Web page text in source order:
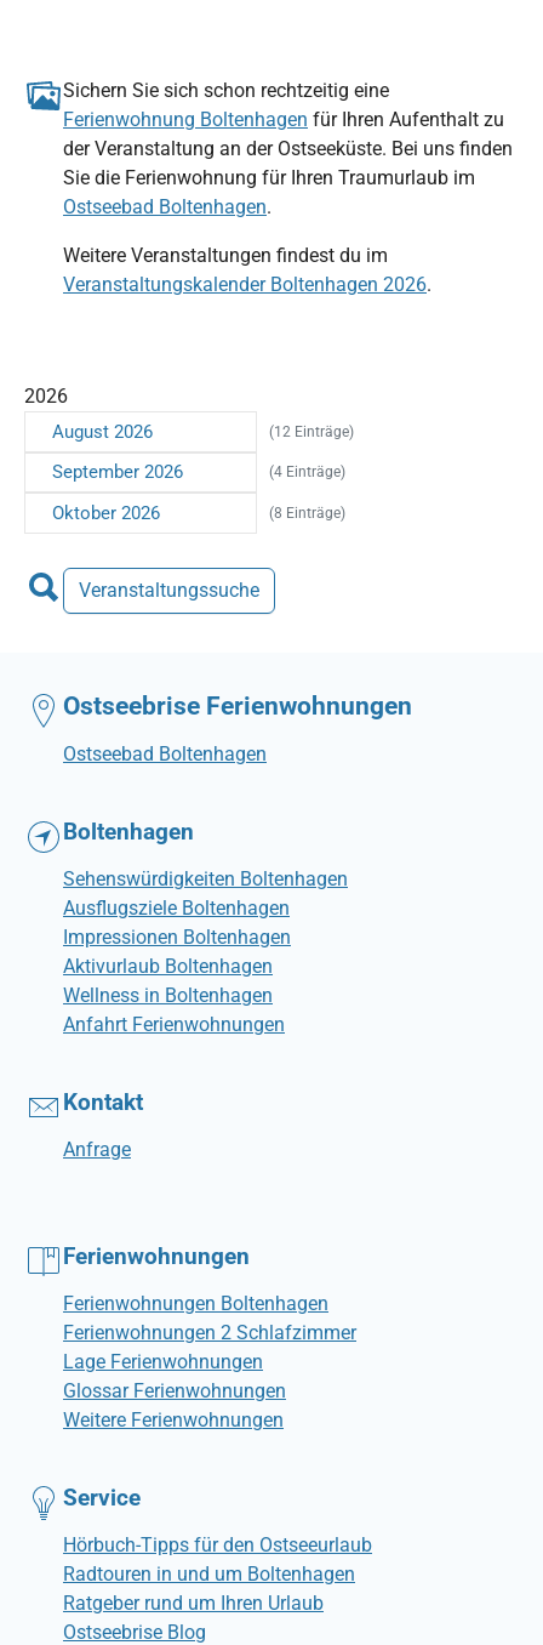
Sichern Sie sich schon rechtzeitig eine
Ferienwohnung Boltenhagen für Ihren Aufenthalt zu
der Veranstaltung an der Ostseeküste. Bei uns finden
Sie die Ferienwohnung für Ihren Traumurlaub im
Ostseebad Boltenhagen.
Weitere Veranstaltungen findest du im
Veranstaltungskalender Boltenhagen 2026.
2026
August 2026 (12 Einträge)
September 2026 (4 Einträge)
Oktober 2026 (8 Einträge)
Veranstaltungssuche
Ostseebrise Ferienwohnungen
Ostseebad Boltenhagen
Boltenhagen
Sehenswürdigkeiten Boltenhagen
Ausflugsziele Boltenhagen
Impressionen Boltenhagen
Aktivurlaub Boltenhagen
Wellness in Boltenhagen
Anfahrt Ferienwohnungen
Kontakt
Anfrage
Ferienwohnungen
Ferienwohnungen Boltenhagen
Ferienwohnungen 2 Schlafzimmer
Lage Ferienwohnungen
Glossar Ferienwohnungen
Weitere Ferienwohnungen
Service
Hörbuch-Tipps für den Ostseeurlaub
Radtouren in und um Boltenhagen
Ratgeber rund um Ihren Urlaub
Ostseebrise Blog